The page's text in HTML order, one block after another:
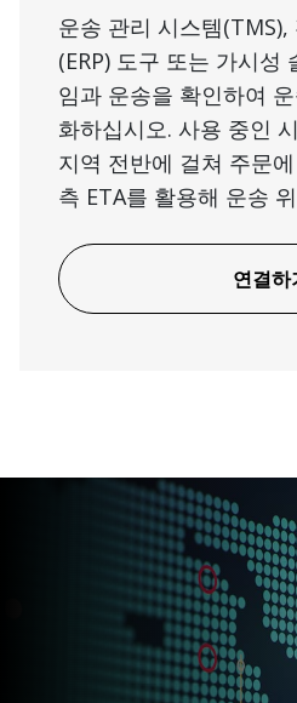
운송 관리 시스템(TMS),
(ERP) 도구 또는 가시성
임과 운송을 확인하여
화하십시오. 사용 중인
지역 전반에 걸쳐 주문
측 ETA를 활용해 운송
연결하